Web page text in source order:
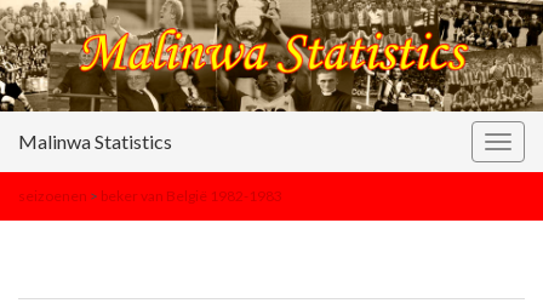
Malinwa Statistics
seizoenen > beker van België 1982-1983